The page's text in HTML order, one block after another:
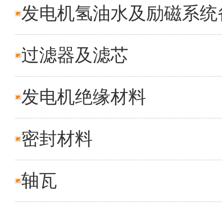
发电机氢油水及励磁系统
过滤器及滤芯
发电机绝缘材料
密封材料
轴瓦